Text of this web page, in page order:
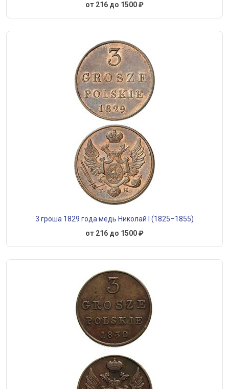
от 216 до 1500 ₽
3 гроша 1829 года медь Николай I (1825–1855)
от 216 до 1500 ₽